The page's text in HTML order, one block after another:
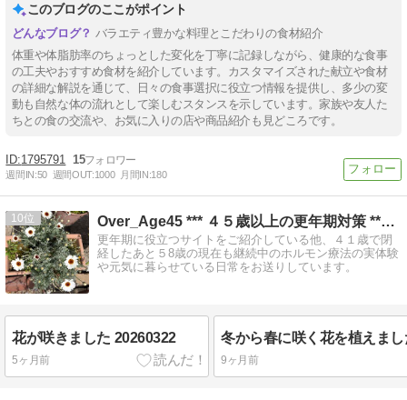
このブログのここがポイント
バラエティ豊かな料理とこだわりの食材紹介
体重や体脂肪率のちょっとした変化を丁寧に記録しながら、健康的な食事
の工夫やおすすめ食材を紹介しています。カスタマイズされた献立や食材
の詳細な解説を通じて、日々の食事選択に役立つ情報を提供し、多少の変
動も自然な体の流れとして楽しむスタンスを示しています。家族や友人た
ちとの食の交流や、お気に入りの店や商品紹介も見どころです。
1795791 15
週間IN:50 週間OUT:1000 月間IN:180
10 Over_Age45 *** ４５歳以上の更年期対策 **…
更年期に役立つサイトをご紹介している他、４１歳で閉
経したあと５8歳の現在も継続中のホルモン療法の実体験
や元気に暮らせている日常をお送りしています。
花が咲きました 20260322
5ヶ月前 9ヶ月前